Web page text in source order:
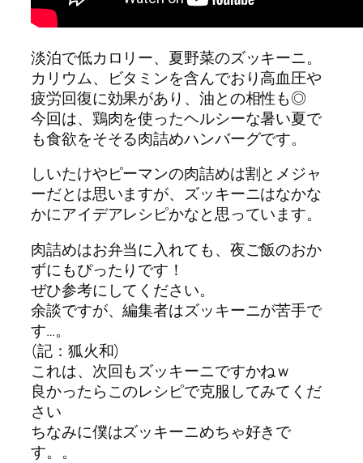
淡泊で低カロリー、夏野菜のズッキーニ。
カリウム、ビタミンを含んでおり高血圧や
疲労回復に効果があり、油との相性も◎
今回は、鶏肉を使ったヘルシーな暑い夏で
も食欲をそそる肉詰めハンバーグです。
しいたけやピーマンの肉詰めは割とメジャ
ーだとは思いますが、ズッキーニはなかな
かにアイデアレシピかなと思っています。
肉詰めはお弁当に入れても、夜ご飯のおか
ずにもぴったりです！
ぜひ参考にしてください。
余談ですが、編集者はズッキーニが苦手で
す…。
(記：狐火和)
これは、次回もズッキーニですかねｗ
良かったらこのレシピで克服してみてくだ
さい
ちなみに僕はズッキーニめちゃ好きで
す。。